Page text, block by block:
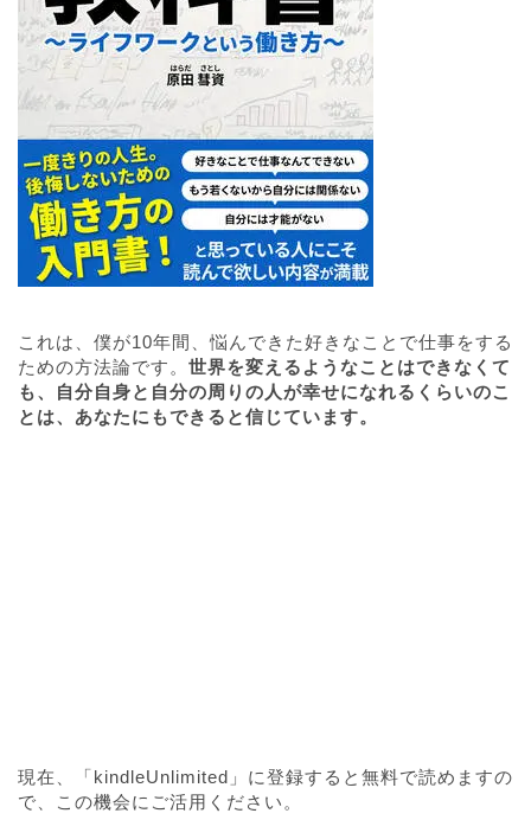
これは、僕が10年間、悩んできた好きなことで仕事をする
ための方法論です。 世界を変えるようなことはできなくて
も、自分自身と自分の周りの人が幸せになれるくらいのこ
とは、あなたにもできると信じています。
現在、「kindleUnlimited」に登録すると無料で読めますの
で、この機会にご活用ください。